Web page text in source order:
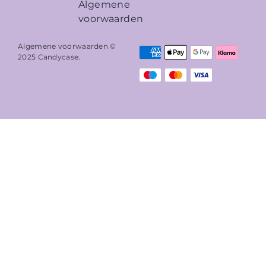
Algemene
voorwaarden
Algemene voorwaarden ©
2025 Candycase